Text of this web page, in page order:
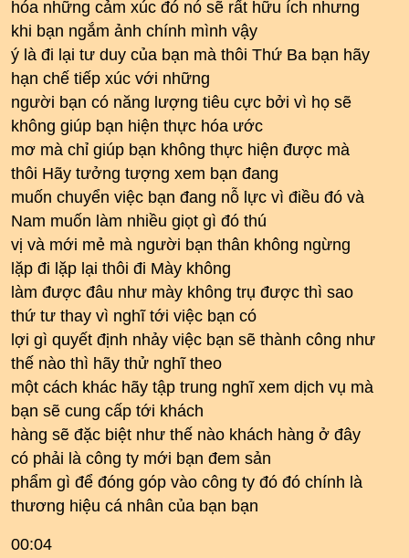
hóa những cảm xúc đó nó sẽ rất hữu ích nhưng
khi bạn ngắm ảnh chính mình vậy
ý là đi lại tư duy của bạn mà thôi Thứ Ba bạn hãy
hạn chế tiếp xúc với những
người bạn có năng lượng tiêu cực bởi vì họ sẽ
không giúp bạn hiện thực hóa ước
mơ mà chỉ giúp bạn không thực hiện được mà
thôi Hãy tưởng tượng xem bạn đang
muốn chuyển việc bạn đang nỗ lực vì điều đó và
Nam muốn làm nhiều giọt gì đó thú
vị và mới mẻ mà người bạn thân không ngừng
lặp đi lặp lại thôi đi Mày không
làm được đâu như mày không trụ được thì sao
thứ tư thay vì nghĩ tới việc bạn có
lợi gì quyết định nhảy việc bạn sẽ thành công như
thế nào thì hãy thử nghĩ theo
một cách khác hãy tập trung nghĩ xem dịch vụ mà
bạn sẽ cung cấp tới khách
hàng sẽ đặc biệt như thế nào khách hàng ở đây
có phải là công ty mới bạn đem sản
phẩm gì để đóng góp vào công ty đó đó chính là
thương hiệu cá nhân của bạn bạn
00:04